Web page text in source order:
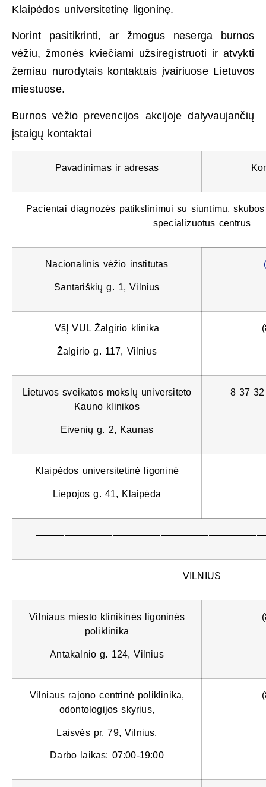
Klaipėdos universitetinę ligoninę.
Norint pasitikrinti, ar žmogus neserga burnos
vėžiu, žmonės kviečiami užsiregistruoti ir atvykti
žemiau nurodytais kontaktais įvairiuose Lietuvos
miestuose.
Burnos vėžio prevencijos akcijoje dalyvaujančių
įstaigų kontaktai
Pavadinimas ir adresas
Pacientai diagnozės patikslinimui su siuntimu,
specializuotus centrus
Nacionalinis vėžio institutas
Santariškių g. 1, Vilnius
VšĮ VUL Žalgirio klinika
Žalgirio g. 117, Vilnius
Lietuvos sveikatos mokslų universiteto
Kauno klinikos
Eivenių g. 2, Kaunas
8 37
Klaipėdos universitetinė ligoninė
Liepojos g. 41, Klaipėda
VILNIUS
Vilniaus miesto klinikinės ligoninės
poliklinika
Antakalnio g. 124, Vilnius
Vilniaus rajono centrinė poliklinika,
odontologijos skyrius,
Laisvės pr. 79, Vilnius.
Darbo laikas: 07:00-19:00